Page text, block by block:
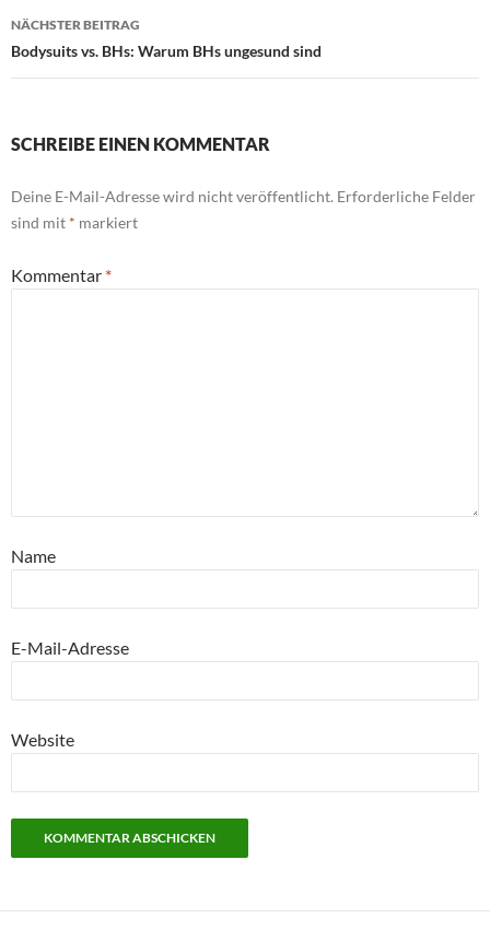
NÄCHSTER BEITRAG
Bodysuits vs. BHs: Warum BHs ungesund sind
SCHREIBE EINEN KOMMENTAR
Deine E-Mail-Adresse wird nicht veröffentlicht. Erforderliche Felder
sind mit * markiert
Kommentar *
Name
E-Mail-Adresse
Website